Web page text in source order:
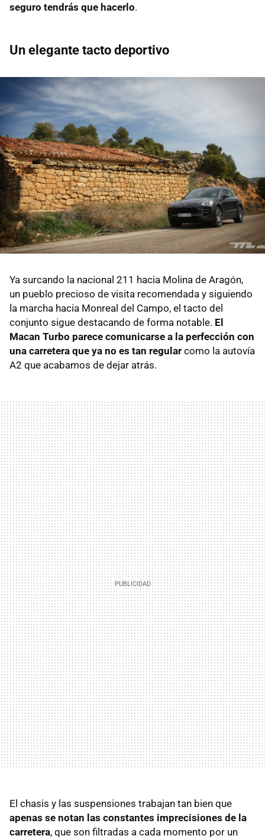
seguro tendrás que hacerlo.
Un elegante tacto deportivo
Ya surcando la nacional 211 hacia Molina de Aragón,
un pueblo precioso de visita recomendada y siguiendo
la marcha hacia Monreal del Campo, el tacto del
conjunto sigue destacando de forma notable. El
Macan Turbo parece comunicarse a la perfección con
una carretera que ya no es tan regular como la autovía
A2 que acabamos de dejar atrás.
El chasis y las suspensiones trabajan tan bien que
apenas se notan las constantes imprecisiones de la
carretera, que son filtradas a cada momento por un